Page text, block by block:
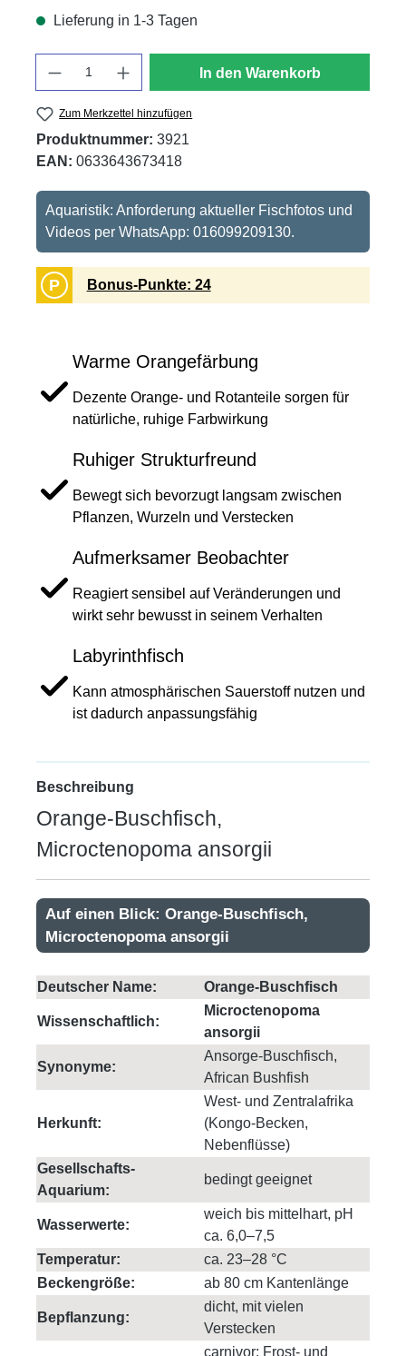
Lieferung in 1-3 Tagen
In den Warenkorb
Zum Merkzettel hinzufügen
Produktnummer: 3921
EAN: 0633643673418
Aquaristik: Anforderung aktueller Fischfotos und
Videos per WhatsApp: 016099209130.
P Bonus-Punkte: 24
Warme Orangefärbung
Dezente Orange- und Rotanteile sorgen für
natürliche, ruhige Farbwirkung
Ruhiger Strukturfreund
Bewegt sich bevorzugt langsam zwischen
Pflanzen, Wurzeln und Verstecken
Aufmerksamer Beobachter
Reagiert sensibel auf Veränderungen und
wirkt sehr bewusst in seinem Verhalten
Labyrinthfisch
Kann atmosphärischen Sauerstoff nutzen und
ist dadurch anpassungsfähig
Beschreibung
Orange-Buschfisch,
Microctenopoma ansorgii
Auf einen Blick: Orange-Buschfisch,
Microctenopoma ansorgii
Deutscher Name: Orange-Buschfisch
Wissenschaftlich:
Microctenopoma
ansorgii
Synonyme:
Ansorge-Buschfisch,
African Bushfish
Herkunft:
West- und Zentralafrika
(Kongo-Becken,
Nebenflüsse)
Gesellschafts-
Aquarium:
bedingt geeignet
Wasserwerte:
weich bis mittelhart, pH
ca. 6,0–7,5
Temperatur:
ca. 23–28 °C
Beckengröße:
ab 80 cm Kantenlänge
Bepflanzung:
dicht, mit vielen
Verstecken
carnivor; Frost- und